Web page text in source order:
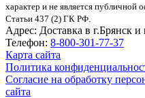
характер и не является
Статьи 437 (2) ГК РФ.
Адрес: Доставка в г.Брянск и
Телефон: 8-800-301-77-37
Карта сайта
Политика
Согласие на обработку
сайта